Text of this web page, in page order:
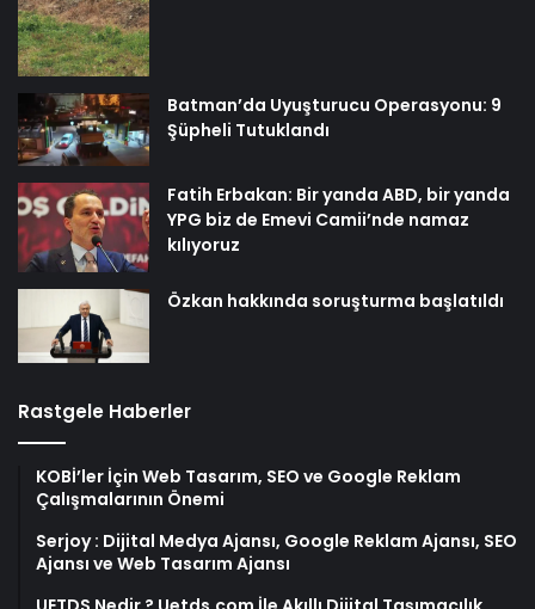
Batman’da Uyuşturucu Operasyonu: 9
Şüpheli Tutuklandı
Fatih Erbakan: Bir yanda ABD, bir yanda
YPG biz de Emevi Camii’nde namaz
kılıyoruz
Özkan hakkında soruşturma başlatıldı
Rastgele Haberler
KOBİ’ler İçin Web Tasarım, SEO ve Google Reklam
Çalışmalarının Önemi
Serjoy : Dijital Medya Ajansı, Google Reklam Ajansı, SEO
Ajansı ve Web Tasarım Ajansı